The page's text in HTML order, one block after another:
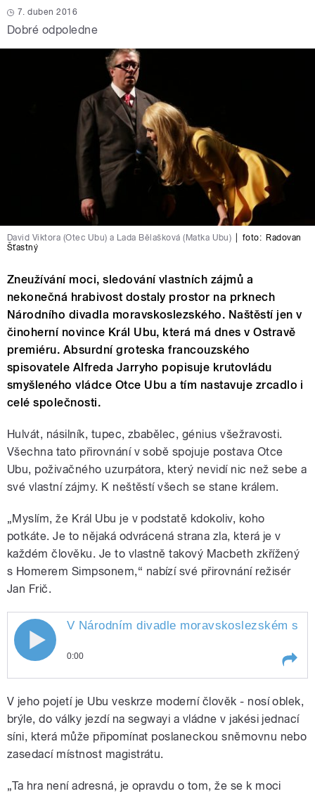
7. duben 2016
Dobré odpoledne
David Viktora (Otec Ubu) a Lada Bělašková (Matka Ubu) foto: Radovan
Šťastný
Zneužívání moci, sledování vlastních zájmů a
nekonečná hrabivost dostaly prostor na prknech
Národního divadla moravskoslezského. Naštěstí jen v
činoherní novince Král Ubu, která má dnes v Ostravě
premiéru. Absurdní groteska francouzského
spisovatele Alfreda Jarryho popisuje krutovládu
smyšleného vládce Otce Ubu a tím nastavuje zrcadlo i
celé společnosti.
Hulvát, násilník, tupec, zbabělec, génius všežravosti.
Všechna tato přirovnání v sobě spojuje postava Otce
Ubu, poživačného uzurpátora, který nevidí nic než sebe a
své vlastní zájmy. K neštěstí všech se stane králem.
„Myslím, že Král Ubu je v podstatě kdokoliv, koho
potkáte. Je to nějaká odvrácená strana zla, která je v
každém člověku. Je to vlastně takový Macbeth zkřížený
s Homerem Simpsonem,“ nabízí své přirovnání režisér
Jan Frič.
V Národním divadle moravskoslezském se
0:00
moravskoslezském se chopil
moci poživačný uzurpátor Král
Ubu. Novinku ostravské činohry
vám v reportáži představí
Kateřina
V jeho pojetí je Ubu veskrze moderní člověk - nosí oblek,
brýle, do války jezdí na segwayi a vládne v jakési jednací
síni, která může připomínat poslaneckou sněmovnu nebo
zasedací místnost magistrátu.
„Ta hra není adresná, je opravdu o tom, že se k moci